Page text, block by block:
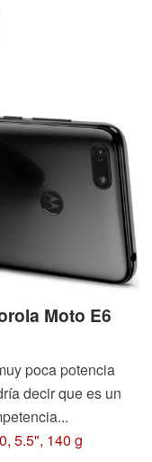
Moto E6
poca potencia
decir que es un
5.5", 140 g